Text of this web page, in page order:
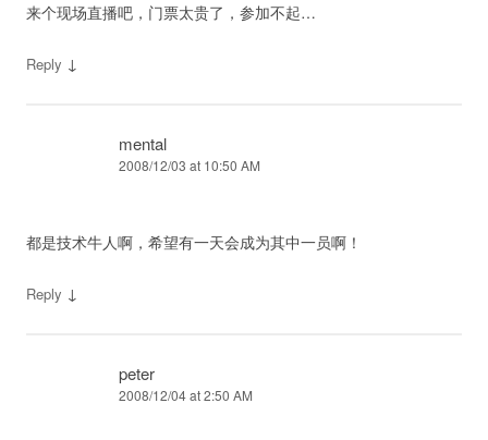
来个现场直播吧，门票太贵了，参加不起…
Reply ↓
mental
2008/12/03 at 10:50 AM
都是技术牛人啊，希望有一天会成为其中一员啊！
Reply ↓
peter
2008/12/04 at 2:50 AM